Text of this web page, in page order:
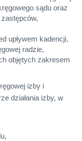
sądu oraz
upływem kadencji,
radzie,
objętych zakresem
izby i
działania izby, w